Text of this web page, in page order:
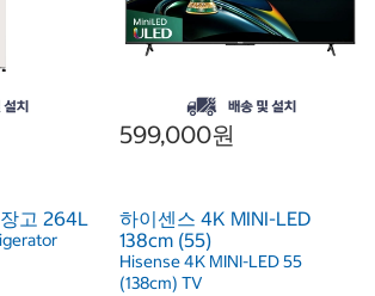
고 264L
599,000원
하이센스 4K MINI-LED
138cm (55)
Hisense 4K MINI-LED 55
(138cm) TV